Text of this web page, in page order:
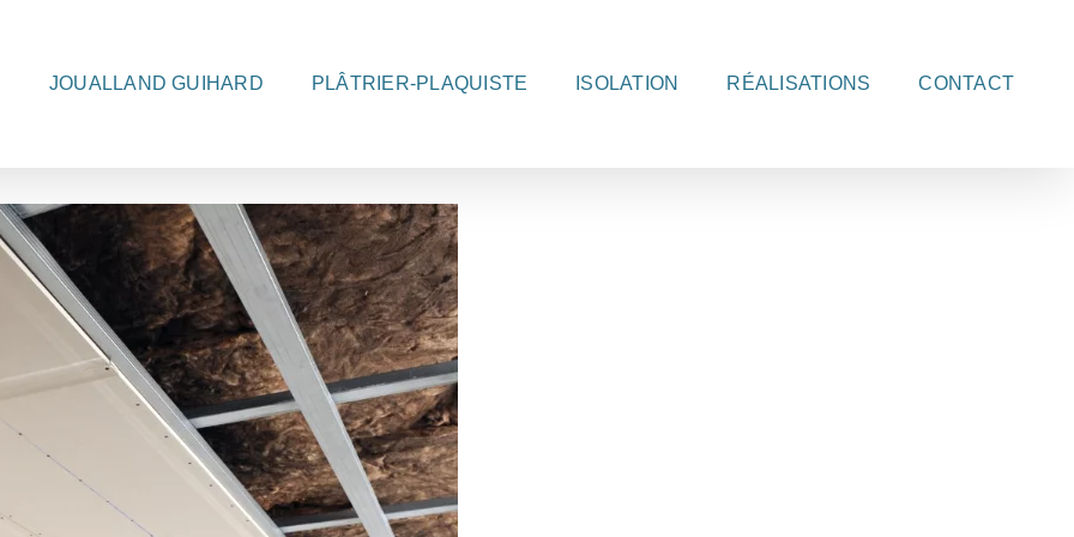
JOUALLAND GUIHARD PLÂTRIER-PLAQUISTE ISOLATION RÉALISATIONS CONTACT